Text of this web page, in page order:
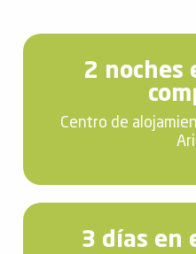
2 noches
Centro de
3 días en